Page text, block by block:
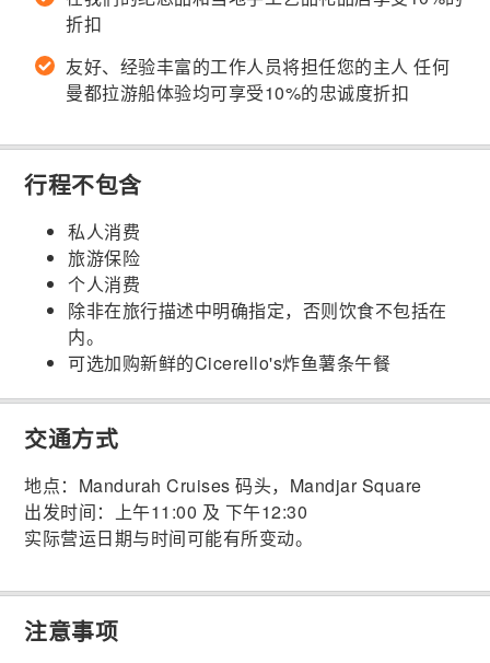
折扣
友好、经验丰富的工作人员将担任您的主人 任何
曼都拉游船体验均可享受10%的忠诚度折扣
行程不包含
私人消费
旅游保险
个人消费
除非在旅行描述中明确指定，否则饮食不包括在
内。
可选加购新鲜的Cicerello's炸鱼薯条午餐
交通方式
地点：Mandurah Cruises 码头，Mandjar Square
出发时间：上午11:00 及 下午12:30
实际营运日期与时间可能有所变动。
注意事项